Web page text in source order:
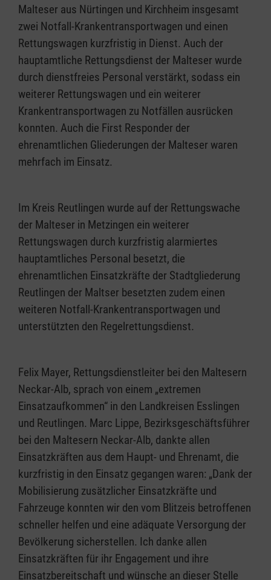
Malteser aus Nürtingen und Kirchheim insgesamt
zwei Notfall-Krankentransportwagen und einen
Rettungswagen kurzfristig in Dienst. Auch der
hauptamtliche Rettungsdienst der Malteser wurde
durch dienstfreies Personal verstärkt, sodass ein
weiterer Rettungswagen und ein weiterer
Krankentransportwagen zu Notfällen ausrücken
konnten. Auch die First Responder der
ehrenamtlichen Gliederungen der Malteser waren
mehrfach im Einsatz.
Im Kreis Reutlingen wurde auf der Rettungswache
der Malteser in Metzingen ein weiterer
Rettungswagen durch kurzfristig alarmiertes
hauptamtliches Personal besetzt, die
ehrenamtlichen Einsatzkräfte der Stadtgliederung
Reutlingen der Maltser besetzten zudem einen
weiteren Notfall-Krankentransportwagen und
unterstützten den Regelrettungsdienst.
Felix Mayer, Rettungsdienstleiter bei den Maltesern
Neckar-Alb, sprach von einem „extremen
Einsatzaufkommen“ in den Landkreisen Esslingen
und Reutlingen. Marc Lippe, Bezirksgeschäftsführer
bei den Maltesern Neckar-Alb, dankte allen
Einsatzkräften aus dem Haupt- und Ehrenamt, die
kurzfristig in den Einsatz gegangen waren: „Dank der
Mobilisierung zusätzlicher Einsatzkräfte und
Fahrzeuge konnten wir den vom Blitzeis betroffenen
schneller helfen und eine adäquate Versorgung der
Bevölkerung sicherstellen. Ich danke allen
Einsatzkräften für ihr Engagement und ihre
Einsatzbereitschaft und wünsche an dieser Stelle